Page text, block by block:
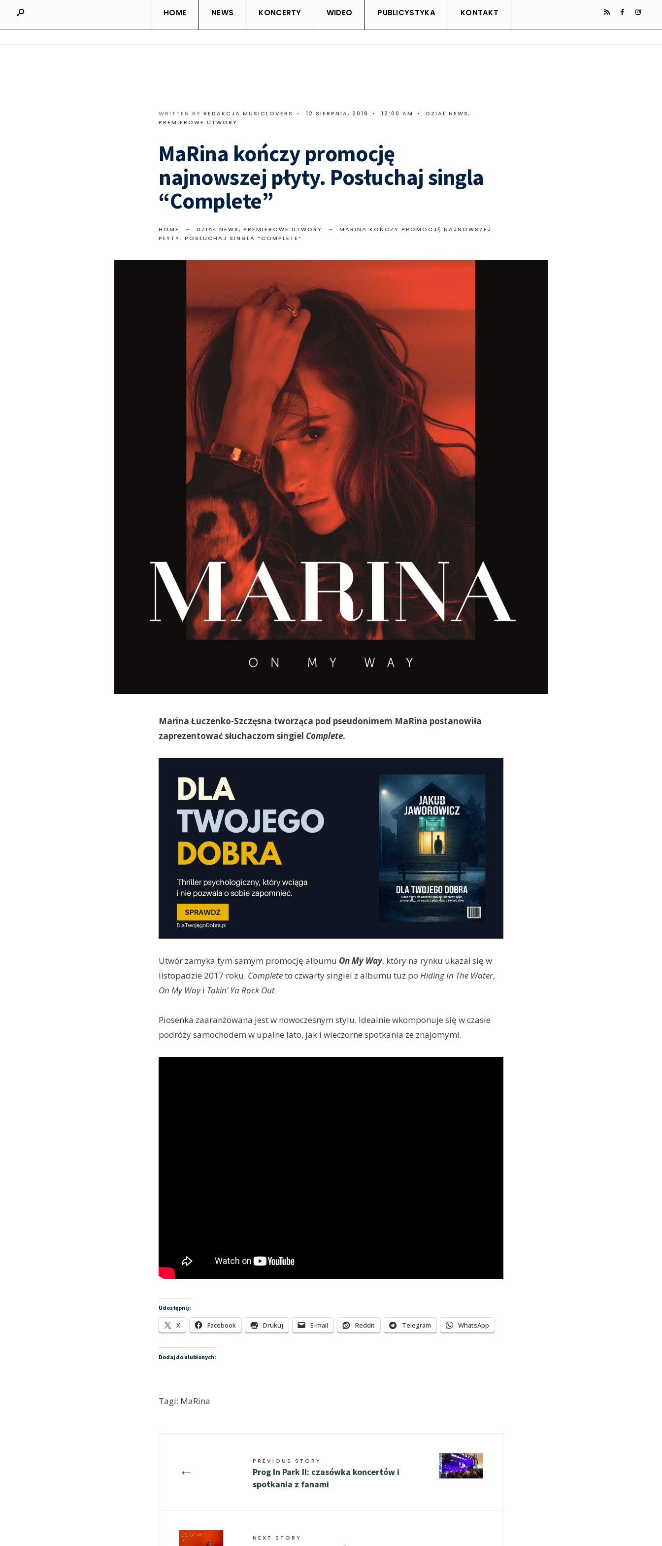
HOME NEWS KONCERTY WIDEO PUBLICYSTYKA KONTAKT
WRITTEN BY REDAKCJA MUSICLOVERS • 12 SIERPNIA, 2018 • 12:00 AM • DZIAŁ NEWS,
PREMIEROWE UTWORY
MaRina kończy promocję
najnowszej płyty. Posłuchaj singla
“Complete”
HOME DZIAŁ NEWS, PREMIEROWE UTWORY
MARINA KOŃCZY PROMOCJĘ NAJNOWSZEJ
PŁYTY. POSŁUCHAJ SINGLA “COMPLETE”
Marina Łuczenko-Szczęsna tworząca pod pseudonimem MaRina postanowiła
zaprezentować słuchaczom singiel Complete.
Utwór zamyka tym samym promocję albumu On My Way, który na rynku ukazał się w
listopadzie 2017 roku. Completeto czwarty singiel z albumu tuż po Hiding In The Water,
On My Wayi Takin’ Ya Rock Out.
Piosenka zaaranżowana jest w nowoczesnym stylu. Idealnie wkomponuje się w czasie
podróży samochodem w upalne lato, jak i wieczorne spotkania ze znajomymi.
Udostępnij:
X Facebook Drukuj E-mail Reddit Telegram WhatsApp
Dodaj do ulubionych:
Tagi: MaRina
← PREVIOUS STORY
Prog In Park II: czasówka koncertów i
spotkania z fanami
NEXT STORY